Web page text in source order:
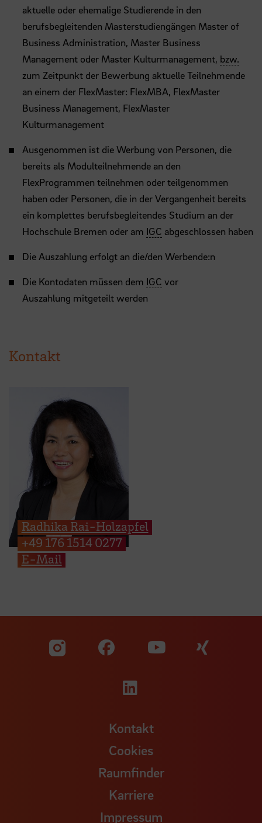
aktuelle oder ehemalige Studierende in den
berufsbegleitenden Masterstudiengängen Master of
Business Administration, Master Business
Management oder Master Kulturmanagement, bzw.
zum Zeitpunkt der Bewerbung aktuelle Teilnehmende
an einem der FlexMaster: FlexMBA, FlexMaster
Business Management, FlexMaster
Kulturmanagement
Ausgenommen ist die Werbung von Personen, die
bereits als Modulteilnehmende an den
FlexProgrammen teilnehmen oder teilgenommen
haben oder Personen, die in der Vergangenheit bereits
ein komplettes berufsbegleitendes Studium an der
Hochschule Bremen oder am IGC abgeschlossen haben
Die Auszahlung erfolgt an die/den Werbende:n
Die Kontodaten müssen dem IGC vor
Auszahlung mitgeteilt werden
Kontakt
Radhika Rai-Holzapfel
+49 176 1514 0277
E-Mail
Zu unserer Facebook
Zu
Zu unserer
Kontakt
Cookies
Raumfinder
Karriere
Impressum